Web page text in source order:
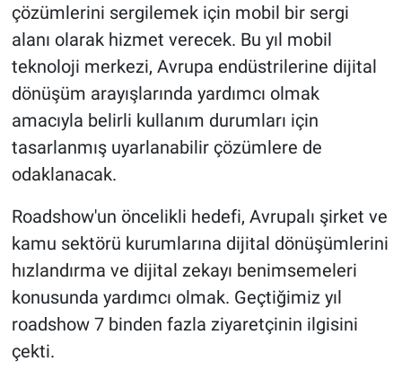
çözümlerini sergilemek için mobil bir sergi
alanı olarak hizmet verecek. Bu yıl mobil
teknoloji merkezi, Avrupa endüstrilerine dijital
dönüşüm arayışlarında yardımcı olmak
amacıyla belirli kullanım durumları için
tasarlanmış uyarlanabilir çözümlere de
odaklanacak.
Roadshow'un öncelikli hedefi, Avrupalı şirket ve
kamu sektörü kurumlarına dijital dönüşümlerini
hızlandırma ve dijital zekayı benimsemeleri
konusunda yardımcı olmak. Geçtiğimiz yıl
roadshow 7 binden fazla ziyaretçinin ilgisini
çekti.